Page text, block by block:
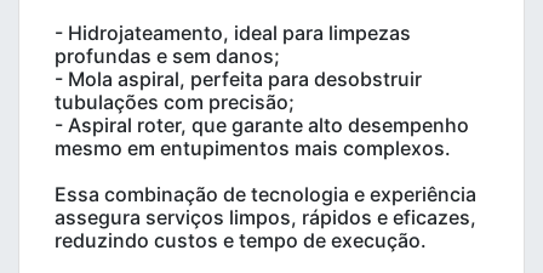
- Hidrojateamento, ideal para limpezas
profundas e sem danos;
- Mola aspiral, perfeita para desobstruir
tubulações com precisão;
- Aspiral roter, que garante alto desempenho
mesmo em entupimentos mais complexos.
Essa combinação de tecnologia e experiência
assegura serviços limpos, rápidos e eficazes,
reduzindo custos e tempo de execução.